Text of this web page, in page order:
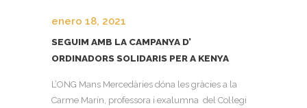
enero 18, 2021
SEGUIM AMB LA CAMPANYA D’
ORDINADORS SOLIDARIS PER A KENYA
L’ONG Mans Mercedàries dóna les gràcies a la
Carme Marín, professora i exalumna del Col·legi